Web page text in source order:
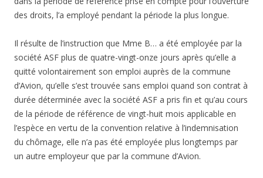
des droits, l’a employé pendant la période la plus longue.
Il résulte de l’instruction que Mme B… a été employée par la
société ASF plus de quatre-vingt-onze jours après qu’elle a
quitté volontairement son emploi auprès de la commune
d’Avion, qu’elle s’est trouvée sans emploi quand son contrat à
durée déterminée avec la société ASF a pris fin et qu’au cours
de la période de référence de vingt-huit mois applicable en
l’espèce en vertu de la convention relative à l’indemnisation
du chômage, elle n’a pas été employée plus longtemps par
un autre employeur que par la commune d’Avion.